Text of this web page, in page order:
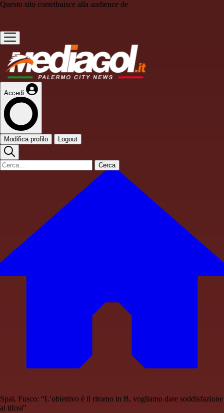
Questo sito contribuisce alla audience de
Accedi
Modifica profilo Logout
Cerca
Spal, Fusco: “L’obiettivo è il ritorno in B, vogliamo dare soddisfazione
ai tifosi"